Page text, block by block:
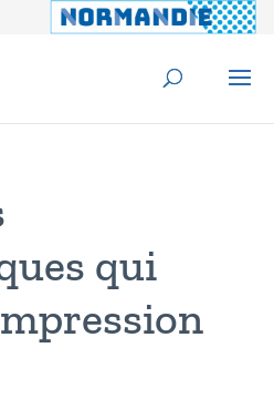
qui